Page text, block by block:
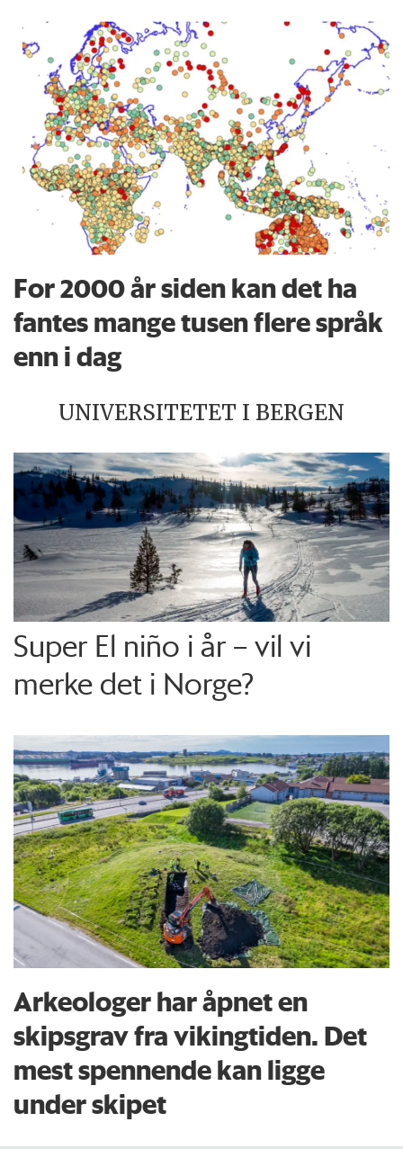
For 2000 år siden kan det ha
fantes mange tusen flere språk
enn i dag
UNIVERSITETET I BERGEN
Super El niño i år – vil vi
merke det i Norge?
Arkeologer har åpnet en
skipsgrav fra vikingtiden. Det
mest spennende kan ligge
under skipet